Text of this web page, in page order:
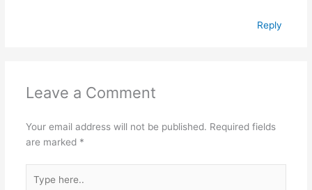
Reply
Leave a Comment
Your email address will not be published. Required fields
are marked *
here..